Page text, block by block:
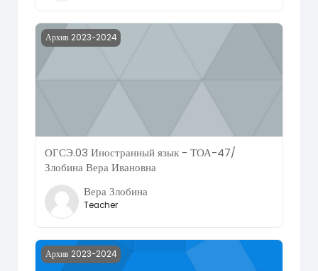
Course image ОГСЭ.03 Иностранный язык - ТОА-47/
Архив 2023-2024
ОГСЭ.03 Иностранный язык - ТОА-47/
Злобина Вера Ивановна
Вера Злобина
Teacher
Course image ОГСЭ.04 Физическая культура - ТОА-47/
Архив 2023-2024